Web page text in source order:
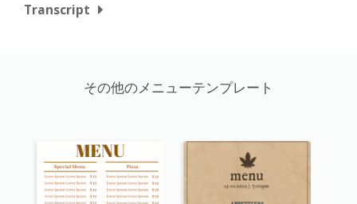
Transcript
その他のメニューテンプレート